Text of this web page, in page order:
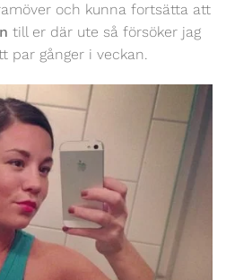
och kunna fortsätta att
till er där ute så försöker jag
par gånger i veckan.